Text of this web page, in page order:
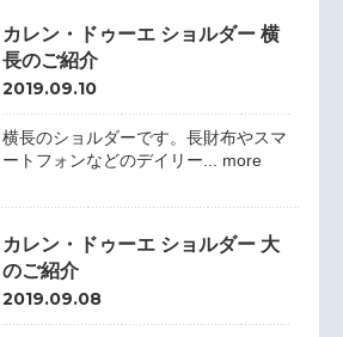
カレン・ドゥーエ ショルダー 横
長のご紹介
2019.09.10
横長のショルダーです。長財布やスマ
ートフォンなどのデイリー... more
カレン・ドゥーエ ショルダー 大
のご紹介
2019.09.08